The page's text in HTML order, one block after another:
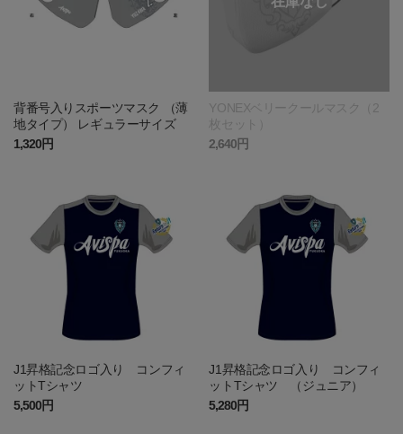
背番号入りスポーツマスク （薄
地タイプ） レギュラーサイズ
1,320円
YONEXベリークールマスク（2
枚セット）
2,640円
J1昇格記念ロゴ入り コンフィ
ットTシャツ
5,500円
J1昇格記念ロゴ入り コンフィ
ットTシャツ （ジュニア）
5,280円